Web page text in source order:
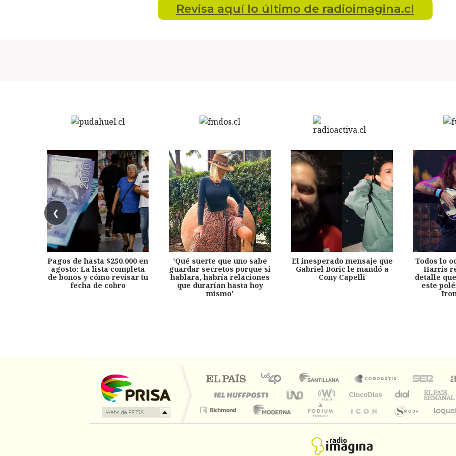
Revisa aquí lo último de radioimagina.cl
❮
Pagos de hasta $250.000 en
agosto: La lista completa
de bonos y cómo revisar tu
fecha de cobro
'Qué suerte que uno sabe
guardar secretos porque si
hablara, habría relaciones
que durarían hasta hoy
mismo'
El inesperado mensaje que
Gabriel Boric le mandó a
Cony Capelli
Todos lo
Harris
detalle
este